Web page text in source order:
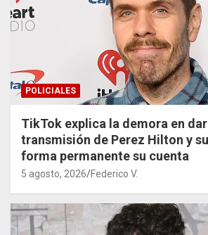
POLICIALES
TikTok explica la demora en
transmisión de Perez Hilton y
forma permanente su cuenta
5 agosto, 2026 Federico V.